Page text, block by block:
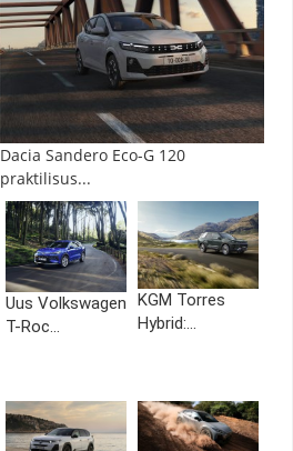
Dacia Sandero Eco-G 120
praktilisus...
Uus Volkswagen
T-Roc...
KGM Torres
Hybrid:...